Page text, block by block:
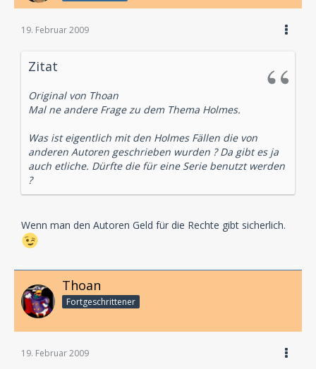
19. Februar 2009
Zitat
Original von Thoan
Mal ne andere Frage zu dem Thema Holmes.
Was ist eigentlich mit den Holmes Fällen die von
anderen Autoren geschrieben wurden ? Da gibt es ja
auch etliche. Dürfte die für eine Serie benutzt werden
?
Wenn man den Autoren Geld für die Rechte gibt sicherlich.
Thoan
Fortgeschrittener
19. Februar 2009